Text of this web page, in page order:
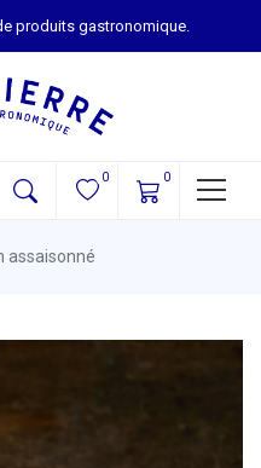
produits gastronomique.
0 0
assaisonné